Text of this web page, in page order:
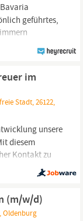
geführtes,
im
Stadt, 26122,
unsere
diesem
Kontakt zu
oder
Handel
(m/w/d)
Oldenburg